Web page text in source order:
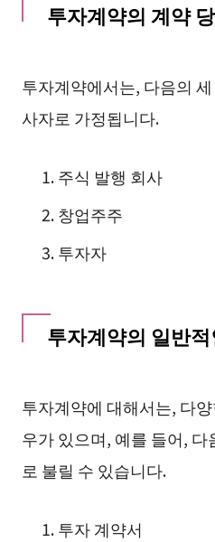
투자계약의 계약
투자계약에서는, 다음의
사자로 가정됩니다.
주식 발행 회사
창업주주
투자자
투자계약의 일반
투자계약에 대해서는, 다
우가 있으며, 예를 들어,
로 불릴 수 있습니다.
투자 계약서